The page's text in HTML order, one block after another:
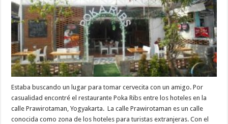
Estaba buscando un lugar para tomar cervecita con un amigo. Por
casualidad encontré el restaurante Poka Ribs entre los hoteles en la
calle Prawirotaman, Yogyakarta. La calle Prawirotaman es un calle
conocida como zona de los hoteles para turistas extranjeras. Con el